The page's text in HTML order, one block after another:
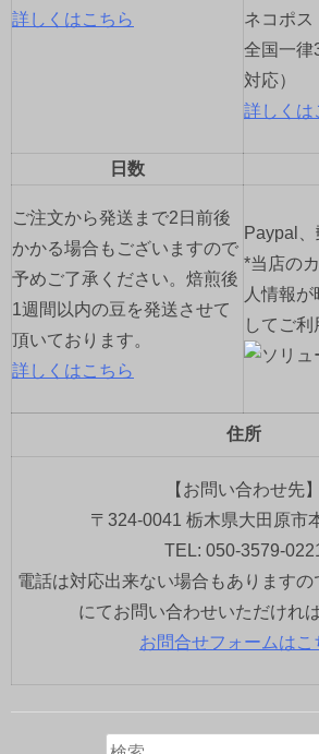
詳しくはこちら
ネコポス
全国一律
対応）
詳しくは
日数
ご注文から発送まで2日前後
かかる場合もございますので
予めご了承ください。焙煎後
1週間以内の豆を発送させて
頂いております。
詳しくはこちら
Paypal
*当店の
人情報
してご利
住所
【お問い合わせ先】
〒324-0041 栃木県大田原市
TEL: 050-3579-
電話は対応出来ない場合もあります
にてお問い合わせいただけれ
お問合せフォームはこ